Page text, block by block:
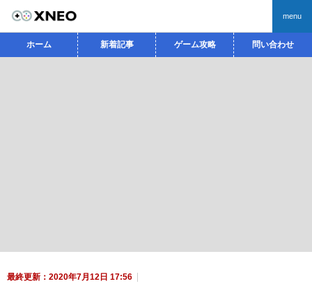
menu
ホーム 新着記事 ゲーム攻略 問い合わせ
最終更新：2020年7月12日 17:56